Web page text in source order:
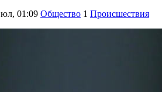
01:09 Общество 1 Происшествия